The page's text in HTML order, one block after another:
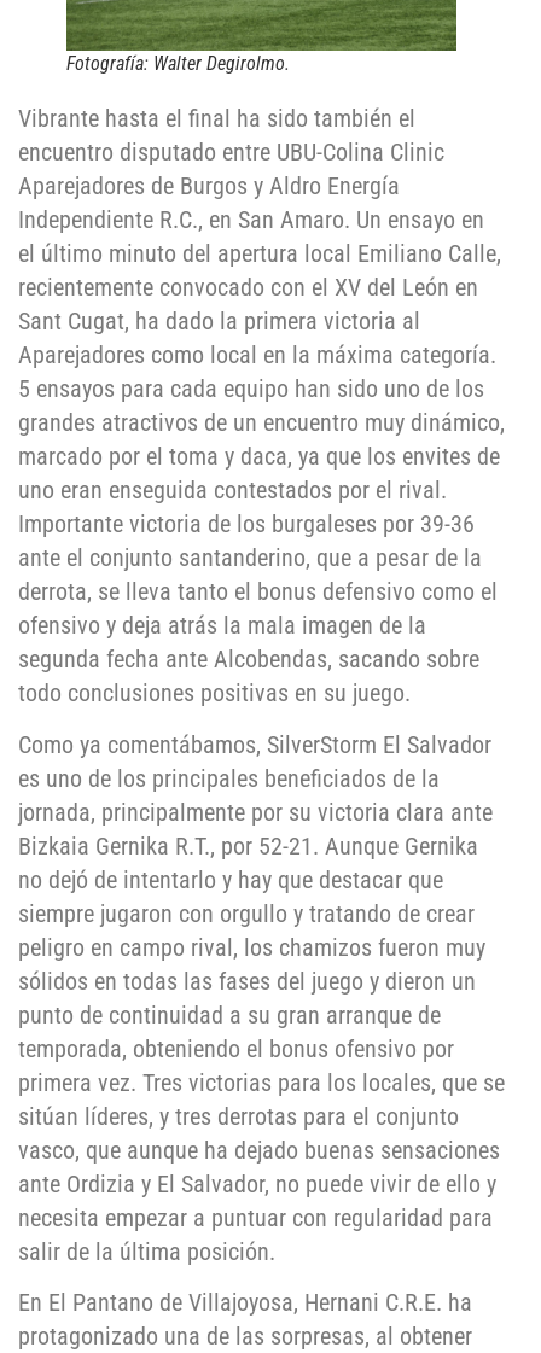
Fotografía: Walter Degirolmo.
Vibrante hasta el final ha sido también el
encuentro disputado entre UBU-Colina Clinic
Aparejadores de Burgos y Aldro Energía
Independiente R.C., en San Amaro. Un ensayo en
el último minuto del apertura local Emiliano Calle,
recientemente convocado con el XV del León en
Sant Cugat, ha dado la primera victoria al
Aparejadores como local en la máxima categoría.
5 ensayos para cada equipo han sido uno de los
grandes atractivos de un encuentro muy dinámico,
marcado por el toma y daca, ya que los envites de
uno eran enseguida contestados por el rival.
Importante victoria de los burgaleses por 39-36
ante el conjunto santanderino, que a pesar de la
derrota, se lleva tanto el bonus defensivo como el
ofensivo y deja atrás la mala imagen de la
segunda fecha ante Alcobendas, sacando sobre
todo conclusiones positivas en su juego.
Como ya comentábamos, SilverStorm El Salvador
es uno de los principales beneficiados de la
jornada, principalmente por su victoria clara ante
Bizkaia Gernika R.T., por 52-21. Aunque Gernika
no dejó de intentarlo y hay que destacar que
siempre jugaron con orgullo y tratando de crear
peligro en campo rival, los chamizos fueron muy
sólidos en todas las fases del juego y dieron un
punto de continuidad a su gran arranque de
temporada, obteniendo el bonus ofensivo por
primera vez. Tres victorias para los locales, que se
sitúan líderes, y tres derrotas para el conjunto
vasco, que aunque ha dejado buenas sensaciones
ante Ordizia y El Salvador, no puede vivir de ello y
necesita empezar a puntuar con regularidad para
salir de la última posición.
En El Pantano de Villajoyosa, Hernani C.R.E. ha
protagonizado una de las sorpresas, al obtener